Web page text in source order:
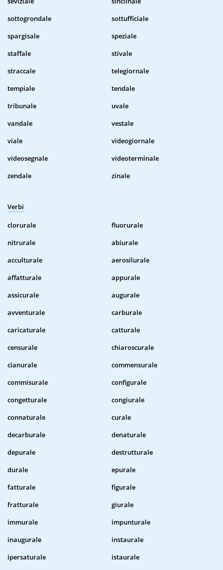
sottogrondale
sottufficiale
spargisale
speziale
staffale
stivale
straccale
telegiornale
tempiale
tendale
tribunale
uvale
vandale
vestale
viale
videogiornale
videosegnale
videoterminale
zendale
zinale
Verbi
clorurale
fluorurale
nitrurale
abiurale
acculturale
aerosilurale
affatturale
appurale
assicurale
augurale
avventurale
carburale
caricaturale
catturale
censurale
chiaroscurale
cianurale
commensurale
commisurale
configurale
congetturale
congiurale
connaturale
curale
decarburale
denaturale
depurale
destrutturale
durale
epurale
fatturale
figurale
fratturale
giurale
immurale
impunturale
inaugurale
instaurale
ipersaturale
istaurale